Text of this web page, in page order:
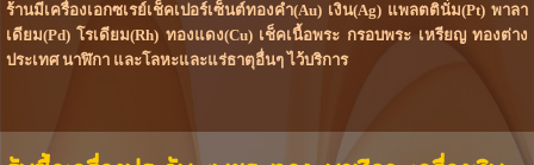
ร้านมีเครื่องเอกซเรย์เช็คเปอร์เซ็นต์ทองคำ(Au) เงิน(Ag) แพลตตินั่ม(Pt) พาลา
เดียม(Pd) โรเดียม(Rh) ทองแดง(Cu) เช็คเนื้อพระ กรอบพระ เหรียญ ทองต่าง
ประเทศ นาฬิกา และโลหะและแร่ธาตุอื่นๆ ไว้บริการ